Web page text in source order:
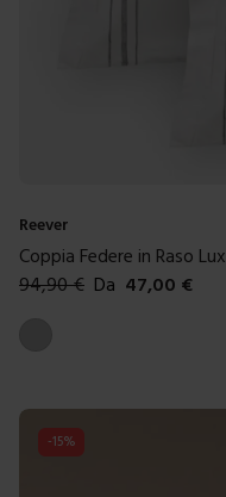
Reever
Coppia Federe in Raso Lux
94,90€ Da 47,00 €
-15%